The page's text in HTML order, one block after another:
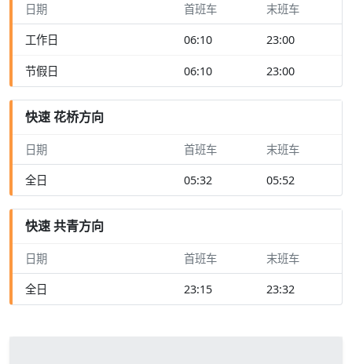
日期 首班车 末班车
工作日 06:10 23:00
节假日 06:10 23:00
快速 花桥方向
日期 首班车 末班车
全日 05:32 05:52
快速 共青方向
日期 首班车 末班车
全日 23:15 23:32